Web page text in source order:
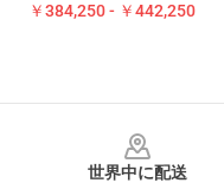
￥384,250 - ￥442,250
世界中に配送